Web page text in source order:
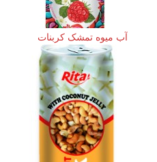
آب میوه تمشک کربنات